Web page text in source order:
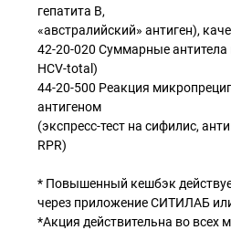
гепатита B,
«австралийский» антиген),
42-20-020 Суммарные антитела
HCV-total)
44-20-500 Реакция
антигеном
(экспресс-тест на сифилис,
RPR)
* Повышенный кешбэк
через приложение СИТИЛАБ
*Акция действительна во всех